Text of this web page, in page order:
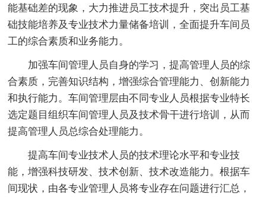
能基础差的现象，大力推进员工技术提升，突出员工基
础技能培养及专业技术力量储备培训，全面提升车间员
工的综合素质和业务能力。
加强车间管理人员自身的学习，提高管理人员的综
合素质，完善知识结构，增强综合管理能力、创新能力
和执行能力。车间管理层由不同专业人员根据专业特长
选定题目组织车间管理人员及技术骨干进行培训，从而
提高管理人员总综合处理能力。
提高车间专业技术人员的技术理论水平和专业技
能，增强科技研发、技术创新、技术改造能力。根据车
间现状，由各专业管理人员将专业存在问题进行汇总，